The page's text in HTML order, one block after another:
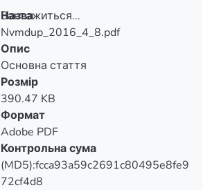
Вантажиться...
Вантажиться...
Назва
Nvmdup_2016_4_8.pdf
Опис
Основна стаття
Розмір
390.47 KB
Формат
Adobe PDF
Контрольна сума
(MD5):fcca93a59c2691c80495e8fe9
72cf4d8